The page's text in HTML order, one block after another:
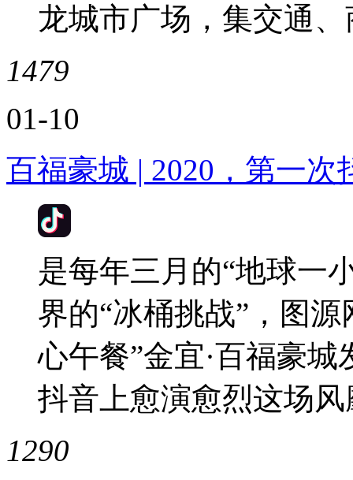
龙城市广场，集交通
1479
01-10
百福豪城 | 2020，第一次
是每年三月的“地球一
界的“冰桶挑战”，图
心午餐”金宜·百福豪
抖音上愈演愈烈这场
1290